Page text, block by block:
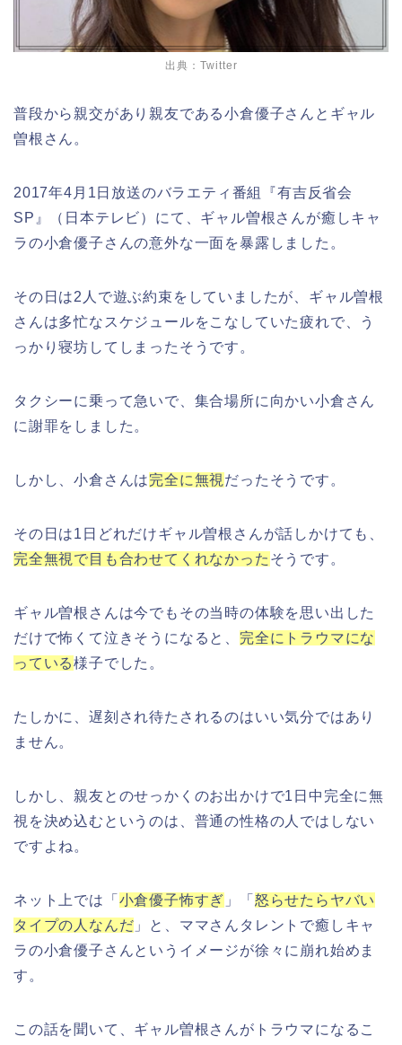
出典：Twitter
普段から親交があり親友である小倉優子さんとギャル
曽根さん。
2017年4 月 1 日放送のバラエティ番組『有吉反省会
SP』（ 日本テレビ） にて、ギャル曽根さんが癒しキャ
ラの小倉優子さんの意外な一面を暴露しました。
その日は2 人で遊ぶ約束をしていましたが、ギャル曽根
さんは多忙なスケジュールをこなしていた疲れで、う
っかり寝坊してしまったそうです。
タクシーに乗って急いで、集合場所に向かい小倉さん
に謝罪をしました。
しかし、小倉さんは完全に無視 だったそうです。
その日は1 日どれだけギャル曽根さんが話しかけても、
完全無視で目も合わせてくれなかった そうです。
ギャル曽根さんは今でもその当時の体験を思い出した
だけで怖くて泣きそうになると、 完全にトラウマにな
っている様子でした。
たしかに、遅刻され待たされるのはいい気分ではあり
ません。
しかし、親友とのせっかくのお出かけで1 日中完全に無
視を決め込むというのは、普通の性格の人ではしない
ですよね。
ネット上では「 小倉優子怖すぎ 」「 怒らせたらヤバい
タイプの人なんだ 」と、ママさんタレントで癒しキャ
ラの小倉優子さんというイメージが徐々に崩れ始めま
す。
この話を聞いて、ギャル曽根さんがトラウマになるこ